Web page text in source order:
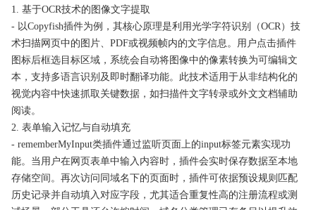
1. 基于OCR技术的图像文字提取
- 以Copyfish插件为例，其核心原理是利用光学字符识别（OCR）技
术扫描网页中的图片、PDF或视频帧内的文字信息。用户点击插件
图标后框选目标区域，系统会自动将图像中的像素转换为可编辑文
本，支持多语言识别及即时翻译功能。此技术适用于从非结构化的
视觉内容中快速抓取关键数据，如扫描件文字转录或外文文档辅助
阅读。
2. 表单输入记忆与自动填充
- rememberMyInput类插件通过监听页面上的input标签元素实现功
能。当用户在网页表单中输入内容时，插件会实时保存数据至本地
存储空间。再次访问同域名下的页面时，插件可依据预设规则匹配
历史记录并自动填入对应字段，尤其适合重复性高的注册流程或测